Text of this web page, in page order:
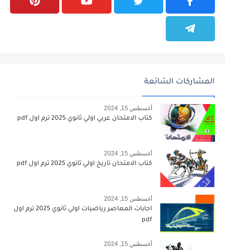
المشاركات الشائعة
أغسطس 15, 2024
كتاب الامتحان عربي اولي ثانوي 2025 ترم اول pdf
أغسطس 15, 2024
كتاب الامتحان تاريخ اولي ثانوي 2025 ترم اول pdf
أغسطس 15, 2024
اجابات المعاصر رياضيات اولي ثانوي 2025 ترم اول
pdf
أغسطس 15, 2024